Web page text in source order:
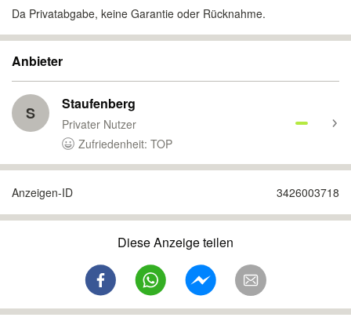
Da Privatabgabe, keine Garantie oder Rücknahme.
Anbieter
S Staufenberg
Privater Nutzer
Zufriedenheit: TOP
Anzeigen-ID 3426003718
Diese Anzeige teilen